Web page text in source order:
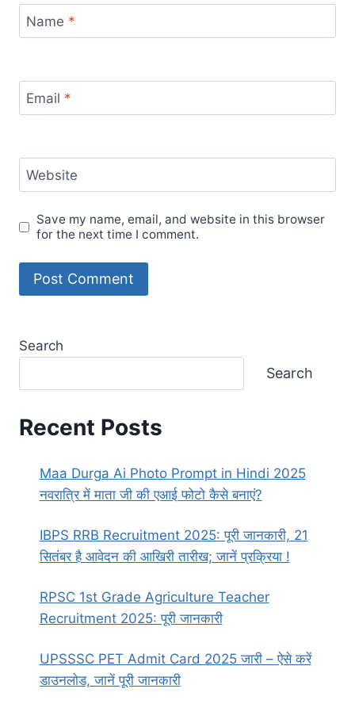
Name *
Email *
Website
Save my name, email, and website in this browser
for the next time I comment.
Search
Search
Recent Posts
Maa Durga Ai Photo Prompt in Hindi 2025
नवरात्रि में माता जी की एआई फोटो कैसे बनाएं?
IBPS RRB Recruitment 2025: पूरी जानकारी, 21
सितंबर है आवेदन की आखिरी तारीख; जानें प्रक्रिया !
RPSC 1st Grade Agriculture Teacher
Recruitment 2025: पूरी जानकारी
UPSSSC PET Admit Card 2025 जारी – ऐसे करें
डाउनलोड, जानें पूरी जानकारी